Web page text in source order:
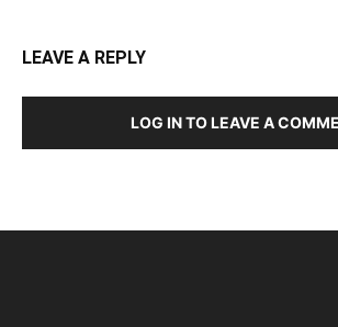
LEAVE A REPLY
LOG IN TO LEAVE A